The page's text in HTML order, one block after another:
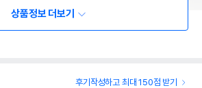
상품정보 더보기
후기작성하고 최대 150점 받기